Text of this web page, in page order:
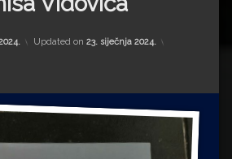
Updated on 23. siječnja 2024.